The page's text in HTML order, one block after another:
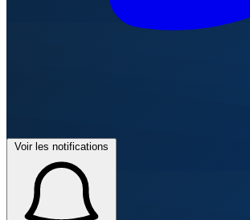
Voir les notifications